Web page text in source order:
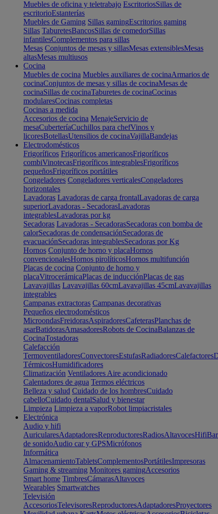
Muebles de oficina y teletrabajo EscritoriosSillas de
escritorioEstanterías
Muebles de Gaming Sillas gamingEscritorios gaming
Sillas TaburetesBancosSillas de comedorSillas
infantilesComplementos para sillas
Mesas Conjuntos de mesas y sillasMesas extensiblesMesas
altasMesas multiusos
Cocina
Muebles de cocina Muebles auxiliares de cocinaArmarios de
cocinaConjuntos de mesas y sillas de cocinaMesas de
cocinaSillas de cocinaTaburetes de cocinaCocinas
modularesCocinas completas
Cocinas a medida
Accesorios de cocina MenajeServicio de
mesaCuberteríaCuchillos para chefVinos y
licoresBotellasUtensilios de cocinaVajillaBandejas
Electrodomésticos
Frigoríficos Frigoríficos americanosFrigoríficos
combiVinotecasFrigoríficos integrablesFrigoríficos
pequeñosFrigoríficos portátiles
Congeladores Congeladores verticalesCongeladores
horizontales
Lavadoras Lavadoras de carga frontalLavadoras de carga
superiorLavadoras - SecadorasLavadoras
integrablesLavadoras por kg
Secadoras Lavadoras - SecadorasSecadoras con bomba de
calorSecadoras de condensaciónSecadoras de
evacuaciónSecadoras integrablesSecadoras por Kg
Hornos Conjunto de horno y placaHornos
convencionalesHornos pirolíticosHornos multifunción
Placas de cocina Conjunto de horno y
placaVitrocerámicaPlacas de inducciónPlacas de gas
Lavavajillas Lavavajillas 60cmLavavajillas 45cmLavavajillas
integrables
Campanas extractoras Campanas decorativas
Pequeños electrodomésticos
MicroondasFreidorasAspiradoresCafeterasPlanchas de
asarBatidorasAmasadoresRobots de CocinaBalanzas de
CocinaTostadoras
Calefacción
TermoventiladoresConvectoresEstufasRadiadoresCalefactores
TérmicosHumidificadores
Climatización Ventiladores Aire acondicionado
Calentadores de agua Termos eléctricos
Belleza y salud Cuidado de los hombresCuidado
cabelloCuidado dentalSalud y bienestar
Limpieza Limpieza a vaporRobot limpiacristales
Electrónica
Audio y hifi
AuricularesAdaptadoresReproductoresRadiosAltavocesHifi
de sonidoAudio car y GPSMicrófonos
Informática
AlmacenamientoTabletsComplementosPortátilesImpresoras
Gaming & streaming Monitores gamingAccesorios
Smart home TimbresCámarasAltavoces
Wearables Smartwatches
Televisión
AccesoriosTelevisoresReproductoresAdaptadoresProyectores